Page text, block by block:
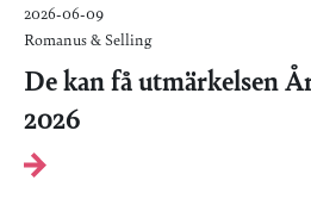
2026-06-09
Romanus & Selling
De kan få utmärkelsen
2026